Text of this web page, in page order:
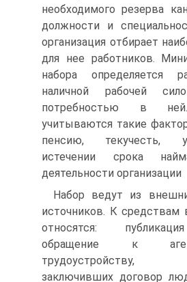
необходимого резерва
должности и
организация отбирает
для нее работников.
набора определяется
наличной рабочей
потребностью в
учитываются такие
пенсию, текучесть,
истечении срока
деятельности организации
Набор ведут из
источников. К средствам
относятся:
обращение к
трудоустройству,
заключивших договор